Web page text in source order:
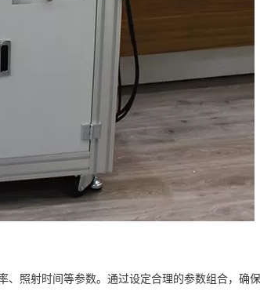
照射时间等参数。通过设定合理的参数组合，确